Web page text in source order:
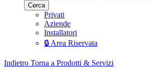
Cerca
Privati
Aziende
Installatori
🔒 Area Riservata
Indietro Torna a Prodotti & Servizi